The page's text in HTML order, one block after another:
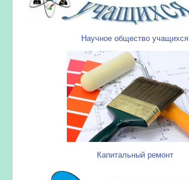
Научное общество учащихся
Капитальный ремонт